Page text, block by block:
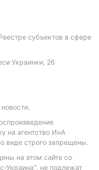
субъектов в сфере
Украинки, 26
на агентство ИнА
виде строго запрещены.
на этом сайте со
Украина", не подлежат